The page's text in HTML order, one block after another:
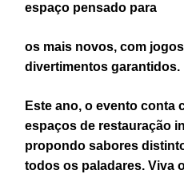
espaço pensado para
os mais novos, com
divertimentos garantidos.
Este ano, o evento conta
espaços de restauração
propondo sabores
todos os paladares. Viva